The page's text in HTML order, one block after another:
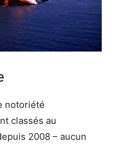
notoriété
classés au
2008 – aucun